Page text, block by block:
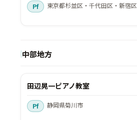
東京都杉並区・千代田区・新宿区
中部地方
田辺晃一ピアノ教室
静岡県菊川市